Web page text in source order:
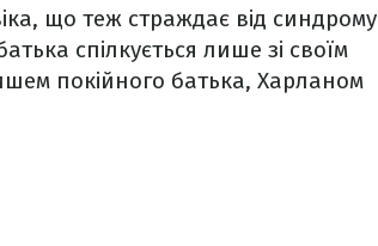
що теж страждає від синдрому
спілкується лише зі своїм
покійного батька, Харланом